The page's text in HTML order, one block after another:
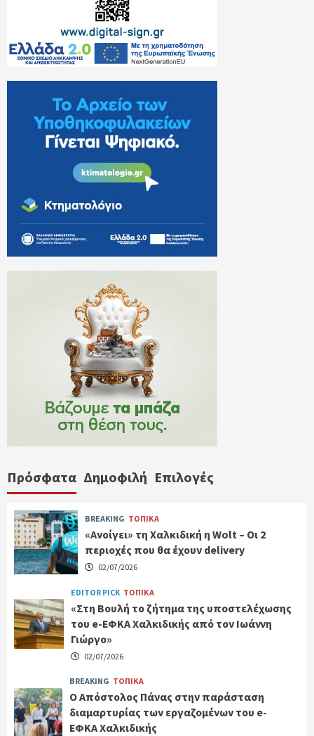
Πρόσφατα Δημοφιλή Επιλογές
BREAKING ΤΟΠΙΚΑ
«Ανοίγει» τη Χαλκιδική η Wolt – Οι 2
περιοχές που θα έχουν delivery
02/07/2026
EDITOR PICK ΤΟΠΙΚΑ
«Στη Βουλή το ζήτημα της υποστελέχωσης
του e-ΕΦΚΑ Χαλκιδικής από τον Ιωάννη
Γιώργο»
02/07/2026
BREAKING ΤΟΠΙΚΑ
Ο Απόστολος Πάνας στην παράσταση
διαμαρτυρίας των εργαζομένων του e-
ΕΦΚΑ Χαλκιδικής